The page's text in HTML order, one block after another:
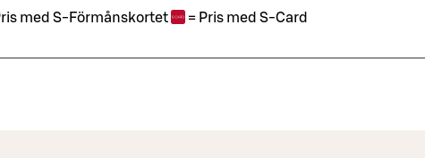
med S-Förmånskortet = Pris med S-Card